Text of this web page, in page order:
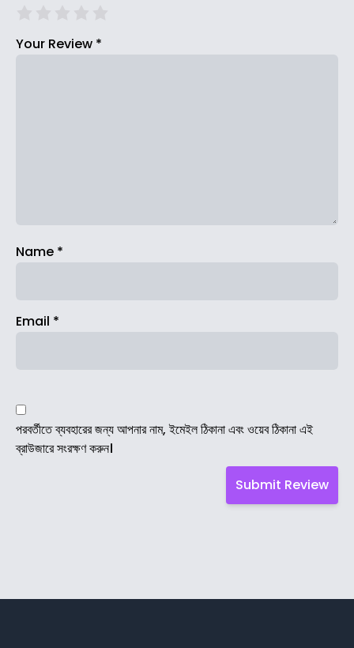
Your Review *
Name *
Email *
পরবর্তীতে ব্যবহারের জন্য আপনার নাম, ইমেইল ঠিকানা এবং ওয়েব ঠিকানা এই
ব্রাউজারে সংরক্ষণ করুন।